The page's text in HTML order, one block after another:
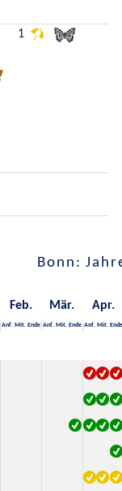
1
Bonn:
Feb. Mär. Apr.
Anf. Mit. Ende Anf. Mit. Ende Anf. Mit. Ende